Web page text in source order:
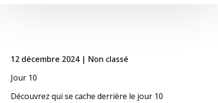
12 décembre 2024 | Non classé
Jour 10
Découvrez qui se cache derrière le jour 10